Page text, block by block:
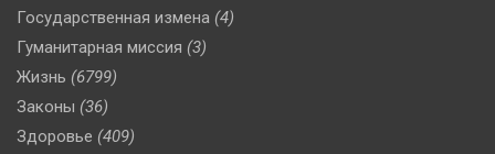
Государственная измена (4)
Гуманитарная миссия (3)
Жизнь (6799)
Законы (36)
Здоровье (409)